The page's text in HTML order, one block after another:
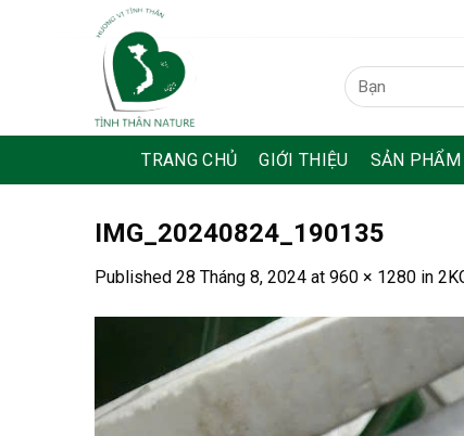
Tìm
kiếm:
TRANG CHỦ GIỚI THIỆU SẢN PHẨM
IMG_20240824_190135
Published 28 Tháng 8, 2024 at 960 × 1280 in